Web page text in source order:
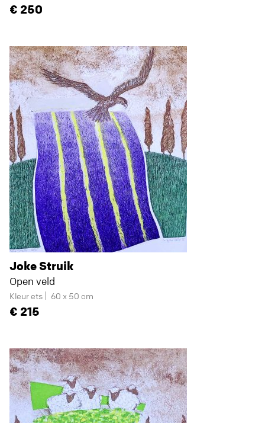
250
Joke Struik
Open veld
Kleur ets 60 x 50 cm
215